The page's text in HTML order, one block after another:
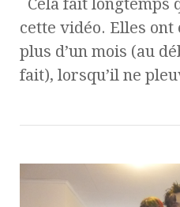
Cela fait longtemps
cette vidéo. Elles
plus d’un mois (au
fait), lorsqu’il ne